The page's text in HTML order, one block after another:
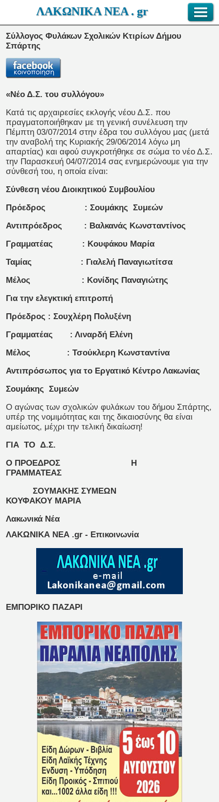
ΛΑΚΩΝΙΚΑ ΝΕΑ . gr
Σύλλογος Φυλάκων Σχολικών Κτιρίων Δήμου
Σπάρτης
«Νέο Δ.Σ. του συλλόγου»
Κατά τις αρχαιρεσίες εκλογής νέου Δ.Σ. που
πραγματοποιήθηκαν με τη γενική συνέλευση την
Πέμπτη 03/07/2014 στην έδρα του συλλόγου μας (μετά
την αναβολή της Κυριακής 29/06/2014 λόγω μη
απαρτίας) και αφού συγκροτήθηκε σε σώμα το νέο Δ.Σ.
την Παρασκευή 04/07/2014 σας ενημερώνουμε για την
σύνθεσή του, η οποία είναι:
Σύνθεση νέου Διοικητικού Συμβουλίου
Πρόεδρος : Σουμάκης Συμεών
Αντιπρόεδρος : Βαλκανάς Κωνσταντίνος
Γραμματέας : Κουφάκου Μαρία
Ταμίας : Γιαλελή Παναγιωτίτσα
Μέλος : Κονίδης Παναγιώτης
Για την ελεγκτική επιτροπή
Πρόεδρος : Σουχλέρη Πολυξένη
Γραμματέας : Λιναρδή Ελένη
Μέλος : Τσούκλερη Κωνσταντίνα
Αντιπρόσωπος για το Εργατικό Κέντρο Λακωνίας
Σουμάκης Συμεών
Ο αγώνας των σχολικών φυλάκων του δήμου Σπάρτης,
υπέρ της νομιμότητας και της δικαιοσύνης θα είναι
αμείωτος, μέχρι την τελική δικαίωση!
ΓΙΑ ΤΟ Δ.Σ.
Ο ΠΡΟΕΔΡΟΣ Η
ΓΡΑΜΜΑΤΕΑΣ
ΣΟΥΜΑΚΗΣ ΣΥΜΕΩΝ
ΚΟΥΦΑΚΟΥ ΜΑΡΙΑ
Λακωνικά Νέα
ΛΑΚΩΝΙΚΑ ΝΕΑ .gr - Επικοινωνία
ΕΜΠΟΡΙΚΟ ΠΑΖΑΡΙ